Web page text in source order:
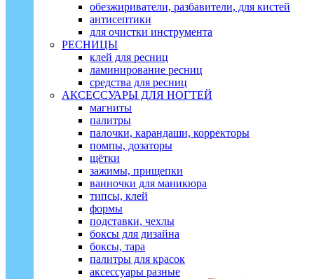
обезжириватели, разбавители, для кистей
антисептики
для очистки инструмента
РЕСНИЦЫ
клей для ресниц
ламинирование ресниц
средства для ресниц
АКСЕССУАРЫ ДЛЯ НОГТЕЙ
магниты
палитры
палочки, карандаши, корректоры
помпы, дозаторы
щётки
зажимы, прищепки
ванночки для маникюра
типсы, клей
формы
подставки, чехлы
боксы для дизайна
боксы, тара
палитры для красок
аксессуары разные